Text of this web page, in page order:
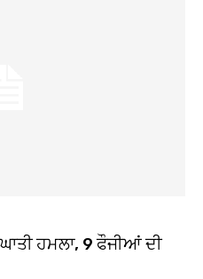
ਹਮਲਾ, 9 ਫੌਜੀਆਂ ਦੀ